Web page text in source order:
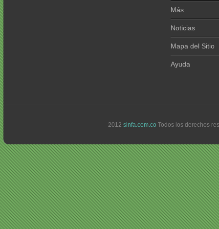
Más..
Noticias
Mapa del Sitio
Ayuda
2012 sinfa.com.co Todos los derechos